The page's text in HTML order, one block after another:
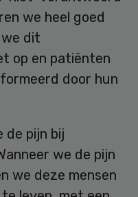
we heel goed
dit
op en patiënten
door hun
de pijn bij
we de pijn
we deze mensen